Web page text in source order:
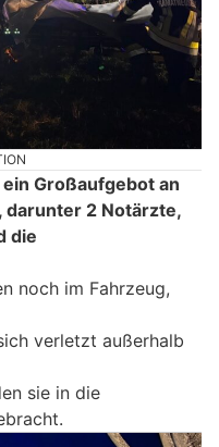
Großaufgebot an
darunter 2 Notärzte,
die
noch im Fahrzeug,
verletzt außerhalb
sie in die